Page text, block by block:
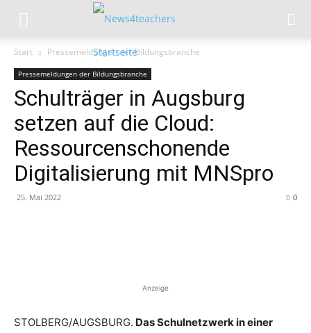
Start Pressemeldungen der Bildungsbranche
Pressemeldungen der Bildungsbranche
Schulträger in Augsburg
setzen auf die Cloud:
Ressourcenschonende
Digitalisierung mit MNSpro
25. Mai 2022 0
Anzeige
STOLBERG/AUGSBURG. Das Schulnetzwerk in einer